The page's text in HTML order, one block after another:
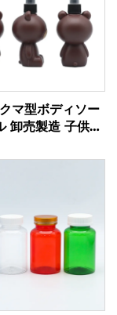
マ型ボディソー
卸売製造 子供用
用ボトル